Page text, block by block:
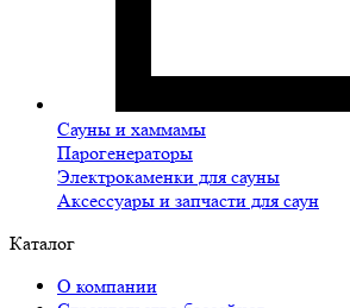
Сауны и хаммамы
Парогенераторы
Электрокаменки для сауны
Аксессуары и запчасти для саун
Каталог
О компании